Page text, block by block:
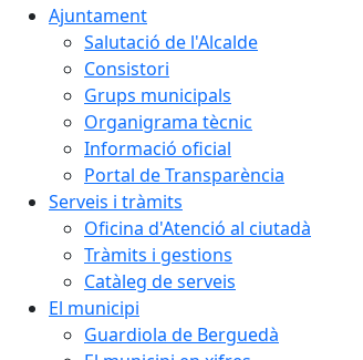
Ajuntament
Salutació de l'Alcalde
Consistori
Grups municipals
Organigrama tècnic
Informació oficial
Portal de Transparència
Serveis i tràmits
Oficina d'Atenció al ciutadà
Tràmits i gestions
Catàleg de serveis
El municipi
Guardiola de Berguedà